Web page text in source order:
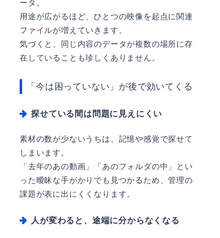
ータ。
用途が広がるほど、ひとつの映像を起点に関連
ファイルが増えていきます。
気づくと、同じ内容のデータが複数の場所に存
在していることも珍しくありません。
「今は困っていない」が後で効いてくる
探せている間は問題に見えにくい
素材の数が少ないうちは、記憶や感覚で探せて
しまいます。
「去年のあの動画」「あのフォルダの中」とい
った曖昧な手がかりでも見つかるため、管理の
課題が表に出にくくなります。
人が変わると、途端に分からなくなる